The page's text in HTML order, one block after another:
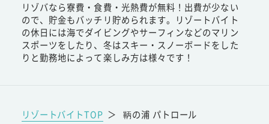
リゾバなら寮費・食費・光熱費が無料！出費が少ない
ので、貯金もバッチリ貯められます。リゾートバイト
の休日には海でダイビングやサーフィンなどのマリン
スポーツをしたり、冬はスキー・スノーボードをした
りと勤務地によって楽しみ方は様々です！
リゾートバイトTOP ＞ 鞆の浦 パトロール